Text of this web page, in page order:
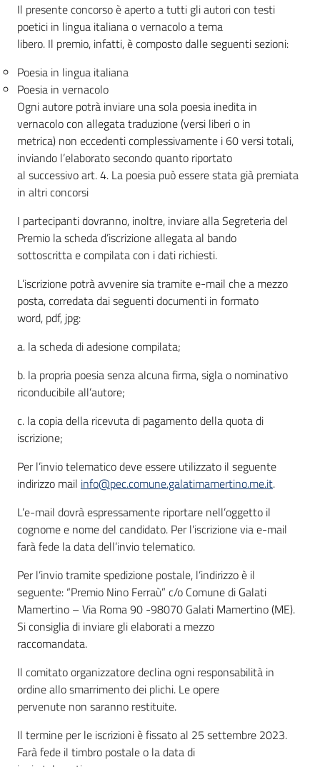
Il presente concorso è aperto a tutti gli autori con testi
poetici in lingua italiana o vernacolo a tema
libero. Il premio, infatti, è composto dalle seguenti sezioni:
Poesia in lingua italiana
Poesia in vernacolo
Ogni autore potrà inviare una sola poesia inedita in
vernacolo con allegata traduzione (versi liberi o in
metrica) non eccedenti complessivamente i 60 versi totali,
inviando l’elaborato secondo quanto riportato
al successivo art. 4. La poesia può essere stata già premiata
in altri concorsi
I partecipanti dovranno, inoltre, inviare alla Segreteria del
Premio la scheda d’iscrizione allegata al bando
sottoscritta e compilata con i dati richiesti.
L’iscrizione potrà avvenire sia tramite e-mail che a mezzo
posta, corredata dai seguenti documenti in formato
word, pdf, jpg:
a. la scheda di adesione compilata;
b. la propria poesia senza alcuna firma, sigla o nominativo
riconducibile all’autore;
c. la copia della ricevuta di pagamento della quota di
iscrizione;
Per l’invio telematico deve essere utilizzato il seguente
indirizzo mail info@pec.comune.galatimamertino.me.it.
L’e-mail dovrà espressamente riportare nell’oggetto il
cognome e nome del candidato. Per l’iscrizione via e-mail
farà fede la data dell’invio telematico.
Per l’invio tramite spedizione postale, l’indirizzo è il
seguente: “Premio Nino Ferraù” c/o Comune di Galati
Mamertino – Via Roma 90 -98070 Galati Mamertino (ME).
Si consiglia di inviare gli elaborati a mezzo
raccomandata.
Il comitato organizzatore declina ogni responsabilità in
ordine allo smarrimento dei plichi. Le opere
pervenute non saranno restituite.
Il termine per le iscrizioni è fissato al 25 settembre 2023.
Farà fede il timbro postale o la data di